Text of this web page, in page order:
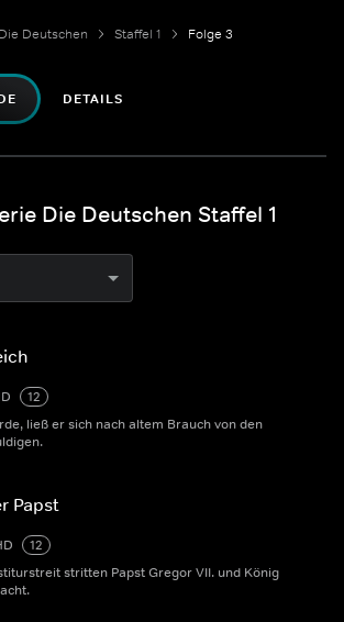
Die Deutschen Staffel 1 Folge 3
DETAILS
Die Deutschen Staffel 1
12
ließ er sich nach altem Brauch von den
Papst
12
stritten Papst Gregor VII. und König